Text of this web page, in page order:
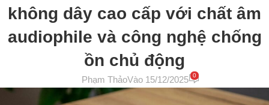
không dây cao cấp với chất âm
audiophile và công nghệ chống
ồn chủ động
Phạm ThảoVào 15/12/2025 0